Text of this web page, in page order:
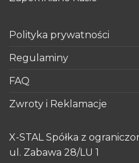
Polityka prywatności
Regulaminy
FAQ
Zwroty i Reklamacje
X-STAL Spółka z
ul. Zabawa 28/LU 1